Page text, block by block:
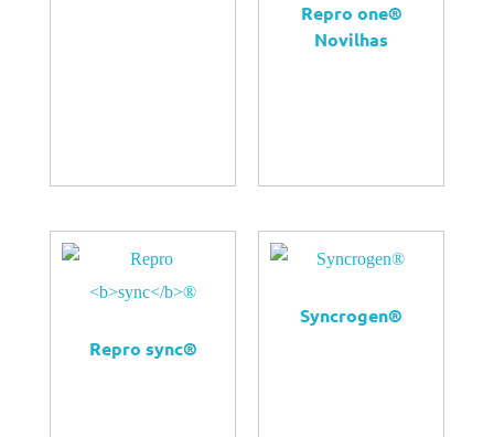
Repro one®
Novilhas
Repro sync®
Syncrogen®